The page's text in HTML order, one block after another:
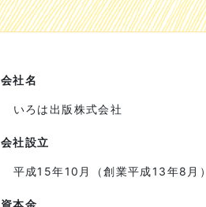
会社名
いろは出版株式会社
会社設立
平成15年10月（創業平成13年8月）
資本金